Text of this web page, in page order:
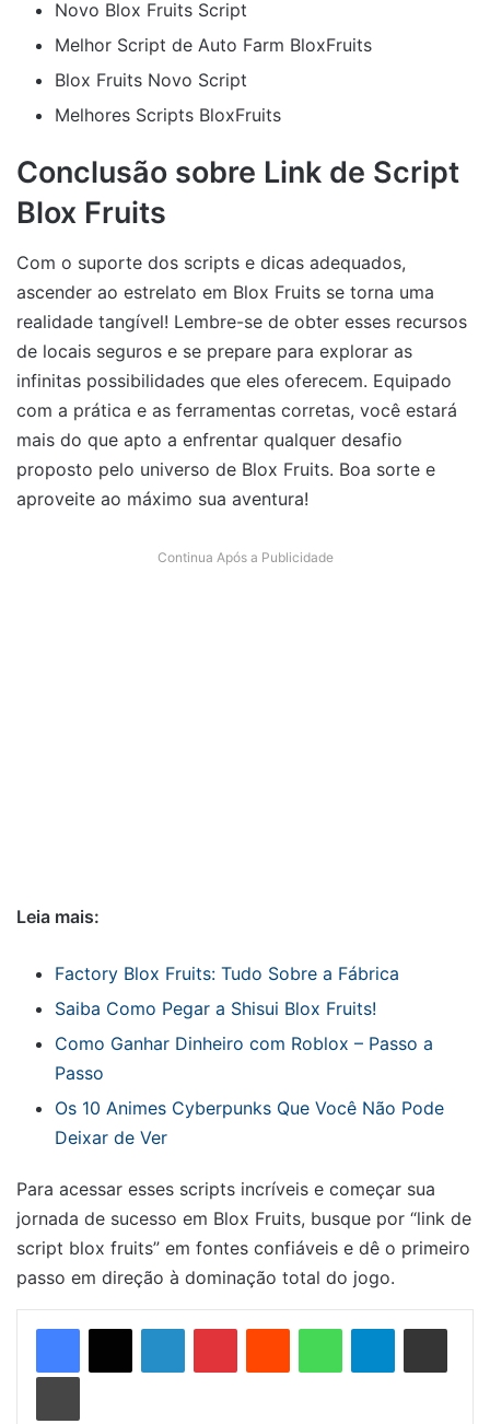
Novo Blox Fruits Script
Melhor Script de Auto Farm BloxFruits
Blox Fruits Novo Script
Melhores Scripts BloxFruits
Conclusão sobre Link de Script
Blox Fruits
Com o suporte dos scripts e dicas adequados,
ascender ao estrelato em Blox Fruits se torna uma
realidade tangível! Lembre-se de obter esses recursos
de locais seguros e se prepare para explorar as
infinitas possibilidades que eles oferecem. Equipado
com a prática e as ferramentas corretas, você estará
mais do que apto a enfrentar qualquer desafio
proposto pelo universo de Blox Fruits. Boa sorte e
aproveite ao máximo sua aventura!
Continua Após a Publicidade
Leia mais:
Factory Blox Fruits: Tudo Sobre a Fábrica
Saiba Como Pegar a Shisui Blox Fruits!
Como Ganhar Dinheiro com Roblox – Passo a
Passo
Os 10 Animes Cyberpunks Que Você Não Pode
Deixar de Ver
Para acessar esses scripts incríveis e começar sua
jornada de sucesso em Blox Fruits, busque por “link de
script blox fruits” em fontes confiáveis e dê o primeiro
passo em direção à dominação total do jogo.
LinkedinPinterestReddit WhatsAppTelegramCompartilhar via e-mail
Imprimir